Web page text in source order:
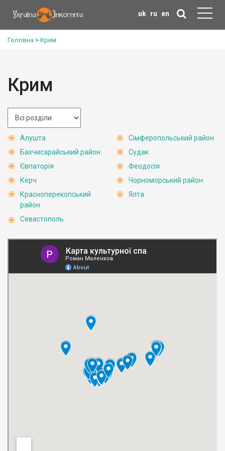
uk ru en
Головна > Крим
Крим
Алушта
Бахчисарайський район
Євпаторія
Керч
Красноперекопський
район
Севастополь
Сімферопольський район
Судак
Феодосія
Чорноморський район
Ялта